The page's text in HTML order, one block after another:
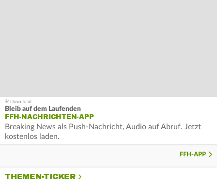
Bleib auf dem Laufenden
FFH-NACHRICHTEN-APP
Breaking News als Push-Nachricht, Audio auf Abruf. Jetzt
kostenlos laden.
FFH-APP
THEMEN-TICKER